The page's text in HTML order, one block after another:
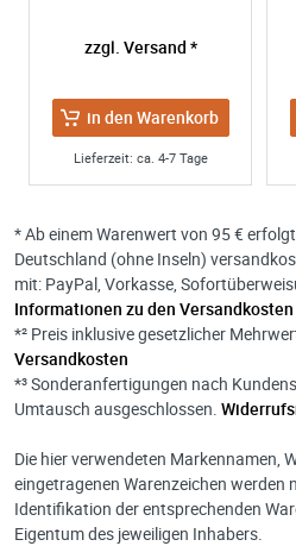
zzgl. Versand *
in den Warenkorb
Lieferzeit: ca. 4-7 Tage
* Ab einem Warenwert von 95 €
Deutschland (ohne Inseln)
mit: PayPal, Vorkasse,
Informationen zu den Versandkosten
*² Preis inklusive gesetzlicher
Versandkosten
*³ Sonderanfertigungen nach
Umtausch ausgeschlossen.
Die hier verwendeten Markennamen,
eingetragenen Warenzeichen werden
Identifikation der entsprechenden
Eigentum des jeweiligen Inhabers.